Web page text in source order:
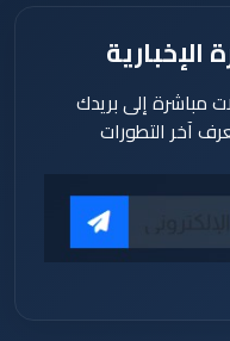
مباشرة إلى بريدك
آخر التطورات